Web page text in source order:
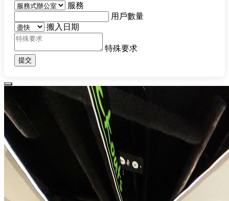
服務
用戶數量
搬入日期
特殊要求
提交